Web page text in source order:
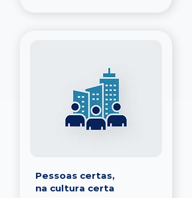
Pessoas certas,
na cultura certa